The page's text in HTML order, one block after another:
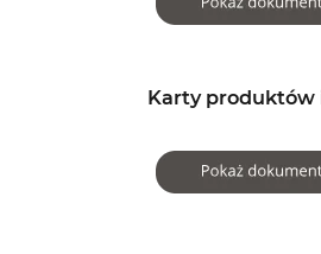
Karty produktów